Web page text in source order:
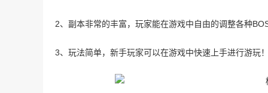
2、副本非常的丰富，玩家能在游戏中自由的调整各种
3、玩法简单，新手玩家可以在游戏中快速上手进行游玩